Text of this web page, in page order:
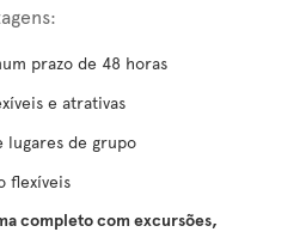
prazo de 48 horas
e atrativas
lugares de grupo
flexíveis
completo com excursões,